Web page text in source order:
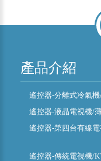
產品介紹
遙控器-分離式冷氣
遙控器-液晶電視機/
遙控器-第四台有線
遙控器-傳統電視機/